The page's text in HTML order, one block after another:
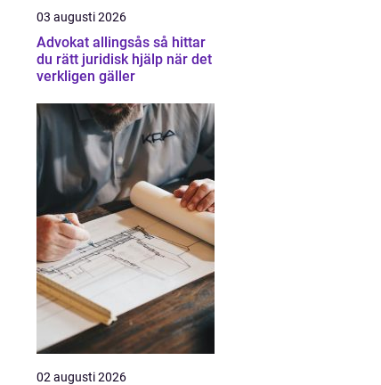
03 augusti 2026
Advokat allingsås så hittar
du rätt juridisk hjälp när det
verkligen gäller
02 augusti 2026